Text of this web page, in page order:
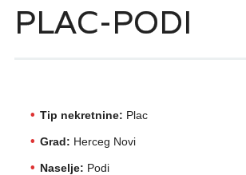
PLAC-PODI
Tip nekretnine: Plac
Grad: Herceg Novi
Naselje: Podi